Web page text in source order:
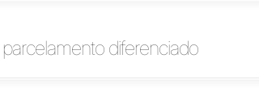
diferenciado